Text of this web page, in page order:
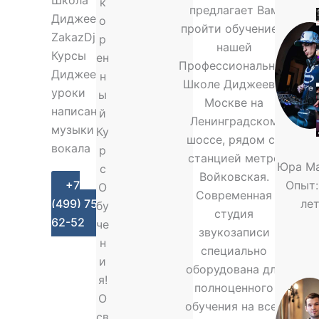
Диджеев
ZakazDj
Курсы
Диджеев,
уроки
написания
музыки и
вокала
+7
(499) 755-
62-52
о
р
ен
н
ы
й
Ку
р
с
О
бу
че
н
и
я!
О
предлагает Вам
пройти обучение в
нашей
Профессиональной
Школе Диджеев в
Москве на
Ленинградском
шоссе, рядом со
станцией метро
Войковская.
Современная
студия
звукозаписи
специально
оборудована для
полноценного
обучения на всех
Юра
лет